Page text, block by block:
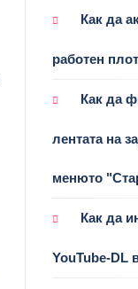
Как да
работен
Как да
лентата на
менюто
Как да
YouTube-DL